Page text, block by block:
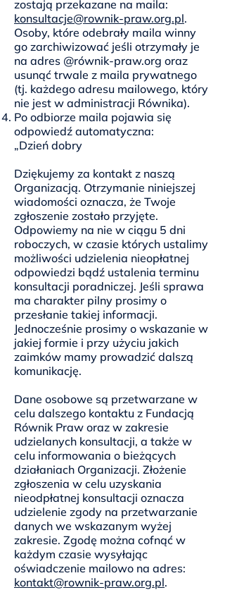
zostają przekazane na maila:
konsultacje@rownik-praw.org.pl.
Osoby, które odebrały maila winny
go zarchiwizować jeśli otrzymały je
na adres @równik-praw.org oraz
usunąć trwale z maila prywatnego
(tj. każdego adresu mailowego, który
nie jest w administracji Równika).
Po odbiorze maila pojawia się
odpowiedź automatyczna:
„Dzień dobry
Dziękujemy za kontakt z naszą
Organizacją. Otrzymanie niniejszej
wiadomości oznacza, że Twoje
zgłoszenie zostało przyjęte.
Odpowiemy na nie w ciągu 5 dni
roboczych, w czasie których ustalimy
możliwości udzielenia nieopłatnej
odpowiedzi bądź ustalenia terminu
konsultacji poradniczej. Jeśli sprawa
ma charakter pilny prosimy o
przesłanie takiej informacji.
Jednocześnie prosimy o wskazanie w
jakiej formie i przy użyciu jakich
zaimków mamy prowadzić dalszą
komunikację.
Dane osobowe są przetwarzane w
celu dalszego kontaktu z Fundacją
Równik Praw oraz w zakresie
udzielanych konsultacji, a także w
celu informowania o bieżących
działaniach Organizacji. Złożenie
zgłoszenia w celu uzyskania
nieodpłatnej konsultacji oznacza
udzielenie zgody na przetwarzanie
danych we wskazanym wyżej
zakresie. Zgodę można cofnąć w
każdym czasie wysyłając
oświadczenie mailowo na adres:
kontakt@rownik-praw.org.pl.